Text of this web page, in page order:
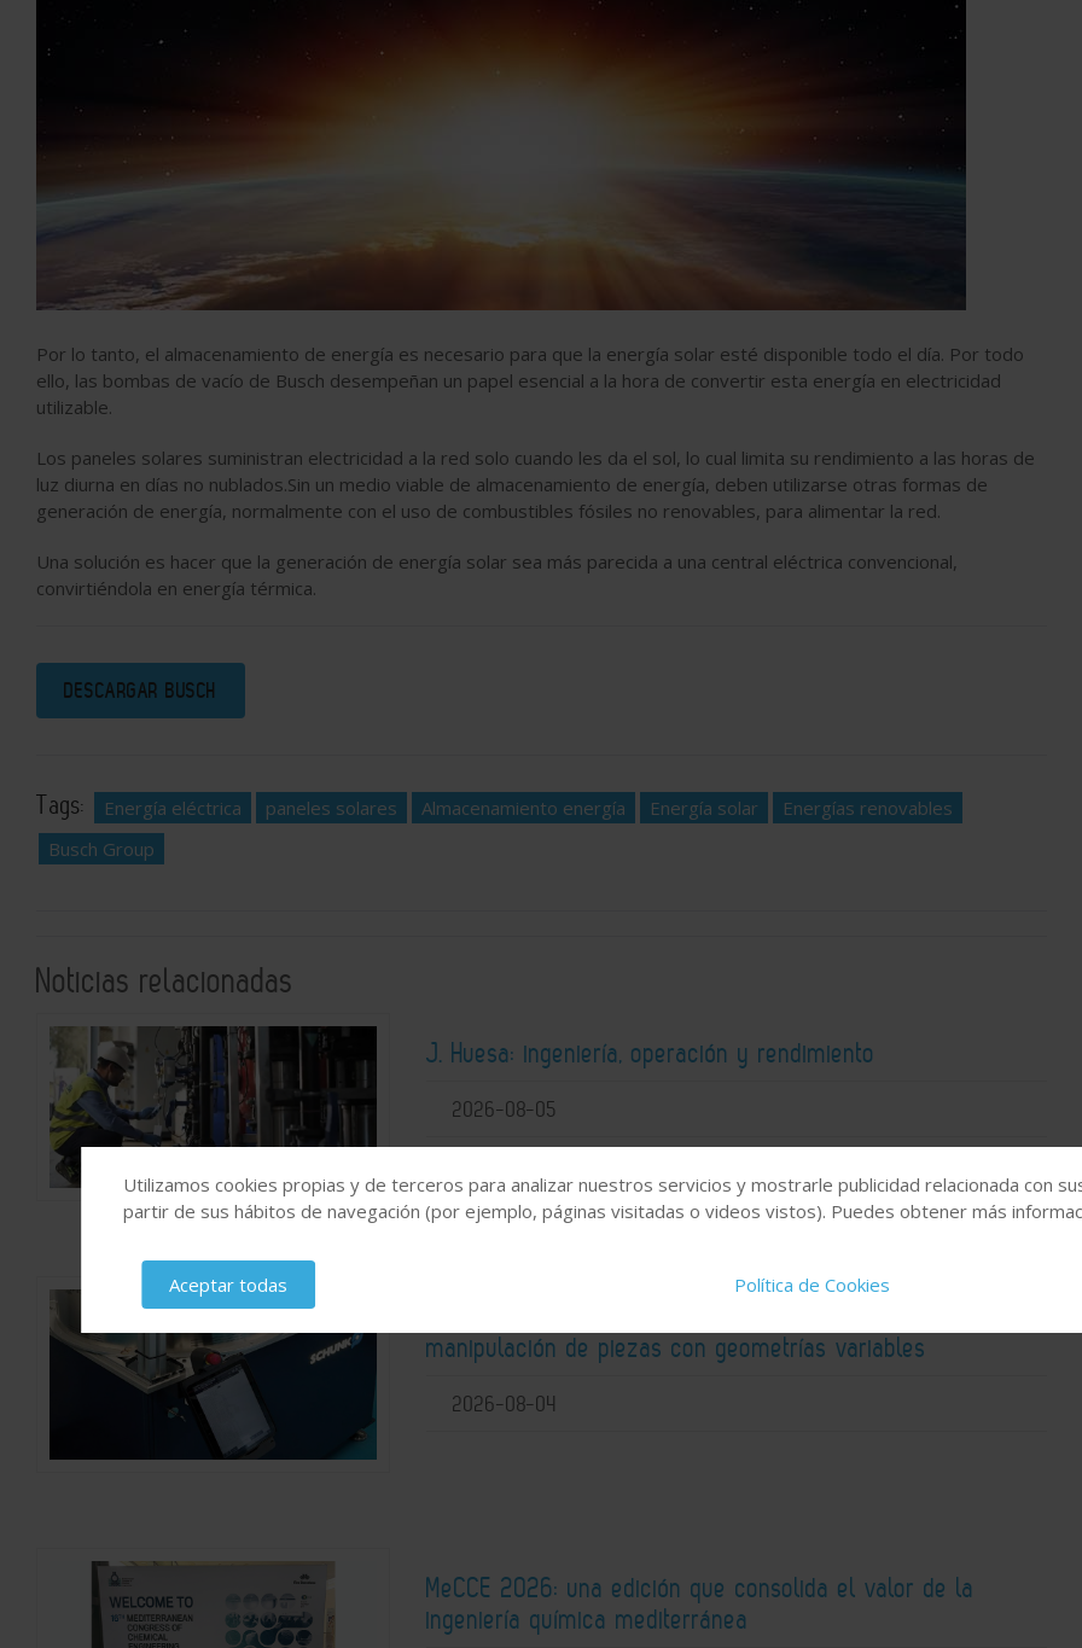
Por lo tanto, el almacenamiento de energía es necesario para que la energía solar esté disponible todo el día. Por todo
ello, las bombas de vacío de Busch desempeñan un papel esencial a la hora de convertir esta energía en electricidad
utilizable.
Los paneles solares suministran electricidad a la red solo cuando les da el sol, lo cual limita su rendimiento a las horas de
luz diurna en días no nublados.Sin un medio viable de almacenamiento de energía, deben utilizarse otras formas de
generación de energía, normalmente con el uso de combustibles fósiles no renovables, para alimentar la red.
Una solución es hacer que la generación de energía solar sea más parecida a una central eléctrica convencional,
convirtiéndola en energía térmica.
DESCARGAR BUSCH
Tags: Energía eléctrica paneles solares Almacenamiento energía Energía solar
Energías renovables
Busch Group
Noticias relacionadas
J. Huesa: ingeniería, operación y rendimiento
2026-08-05
manipulación de piezas con geometrías variables
2026-08-04
MeCCE 2026: una edición que consolida el valor de la
ingeniería química mediterránea
Utilizamos cookies propias y de terceros para analizar nuestros servicios y mostrarle publicidad relacionada con
partir de sus hábitos de navegación (por ejemplo, páginas visitadas o videos vistos). Puedes obtener más
Aceptar todas Política de Cookies